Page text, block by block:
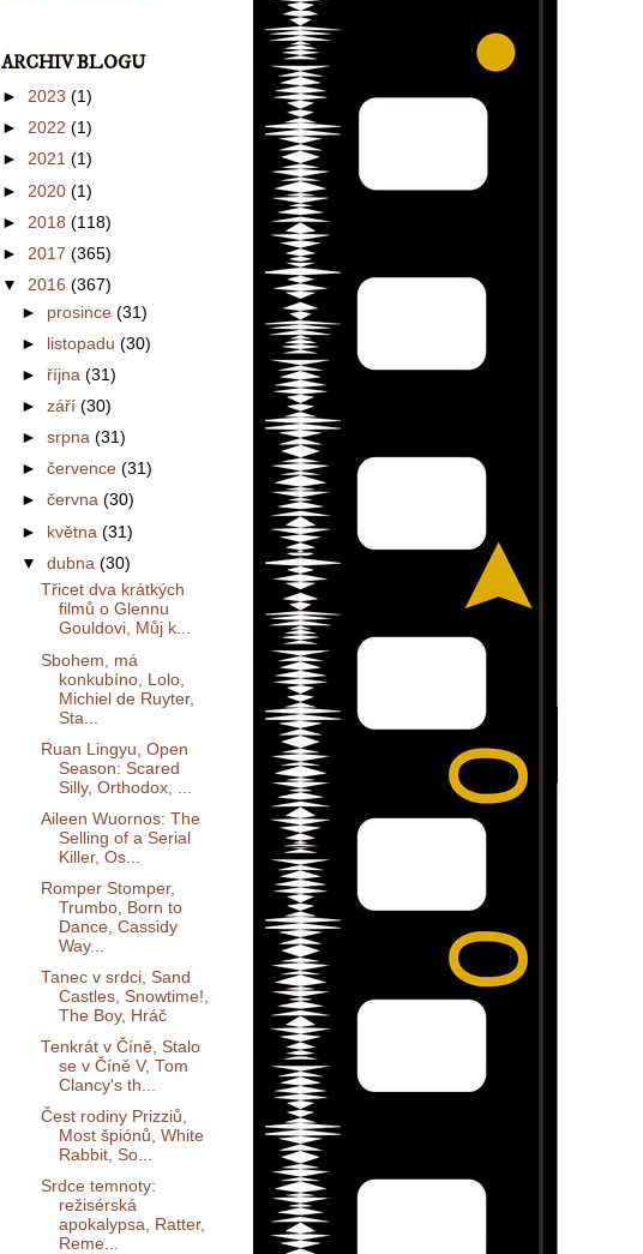
ARCHIV BLOGU
► 2023 (1)
► 2022 (1)
► 2021 (1)
► 2020 (1)
► 2018 (118)
► 2017 (365)
▼ 2016 (367)
► prosince (31)
►
listopadu (30)
► října (31)
► září (30)
► srpna (31)
► července (31)
► června (30)
► května (31)
▼ dubna (30)
Třicet dva krátkých
filmů o Glennu
Gouldovi, Můj k...
Sbohem, má
konkubíno, Lolo,
Michiel de Ruyter,
Sta...
Ruan Lingyu, Open
Season: Scared
Silly, Orthodox, ...
Aileen Wuornos: The
Selling of a Serial
Killer, Os...
Romper Stomper,
Trumbo, Born to
Dance, Cassidy
Way...
Tanec v srdci, Sand
Castles, Snowtime!,
The Boy, Hráč
Tenkrát v Číně, Stalo
se v Číně V, Tom
Clancy's th...
Čest rodiny Prizziů,
Most špiónů, White
Rabbit, So...
Srdce temnoty:
režisérská
apokalypsa, Ratter,
Reme...